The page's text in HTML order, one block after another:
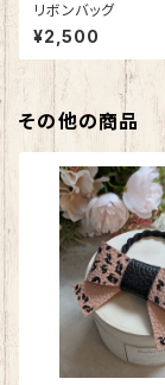
リボンバッグ
¥2,500
その他の商品